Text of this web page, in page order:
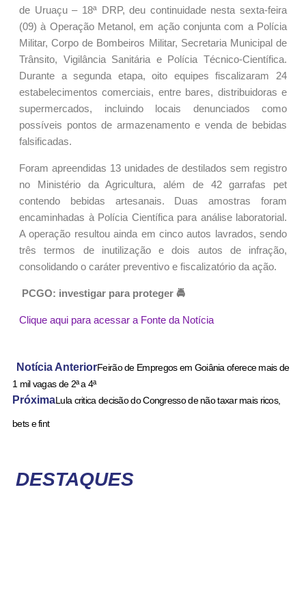
de Uruaçu – 18ª DRP, deu continuidade nesta sexta-feira
(09) à Operação Metanol, em ação conjunta com a Polícia
Militar, Corpo de Bombeiros Militar, Secretaria Municipal de
Trânsito, Vigilância Sanitária e Polícia Técnico-Científica.
Durante a segunda etapa, oito equipes fiscalizaram 24
estabelecimentos comerciais, entre bares, distribuidoras e
supermercados, incluindo locais denunciados como
possíveis pontos de armazenamento e venda de bebidas
falsificadas.
Foram apreendidas 13 unidades de destilados sem registro
no Ministério da Agricultura, além de 42 garrafas pet
contendo bebidas artesanais. Duas amostras foram
encaminhadas à Polícia Científica para análise laboratorial.
A operação resultou ainda em cinco autos lavrados, sendo
três termos de inutilização e dois autos de infração,
consolidando o caráter preventivo e fiscalizatório da ação.
PCGO: investigar para proteger 🚔
Clique aqui para acessar a Fonte da Notícia
Notícia AnteriorFeirão de Empregos em Goiânia oferece mais de
1 mil vagas de 2ª a 4ª
PróximaLula critica decisão do Congresso de não taxar mais ricos,
bets e fint
DESTAQUES